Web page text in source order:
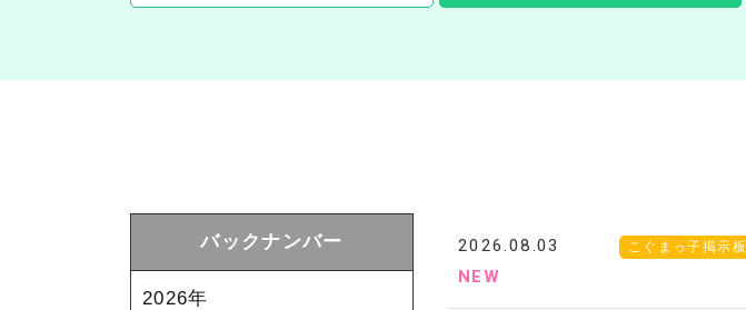
バックナンバー
2026年
2026.08.03
NEW
こぐまっ子掲示板